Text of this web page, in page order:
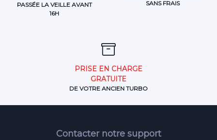
PASSÉE LA VEILLE AVANT
16H
SANS FRAIS
PRISE EN CHARGE
GRATUITE
DE VOTRE ANCIEN TURBO
Contacter notre support